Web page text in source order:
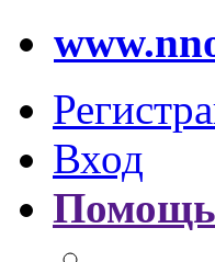
Вход
Помощь